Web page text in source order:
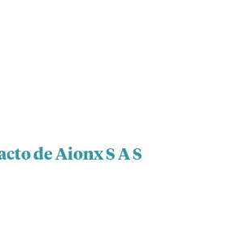
de Aionx S A S